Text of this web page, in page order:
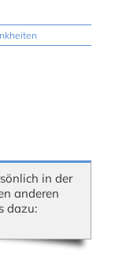
in der
anderen
dazu: